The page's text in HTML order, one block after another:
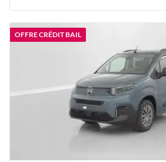
OFFRE CRÉDIT BAIL